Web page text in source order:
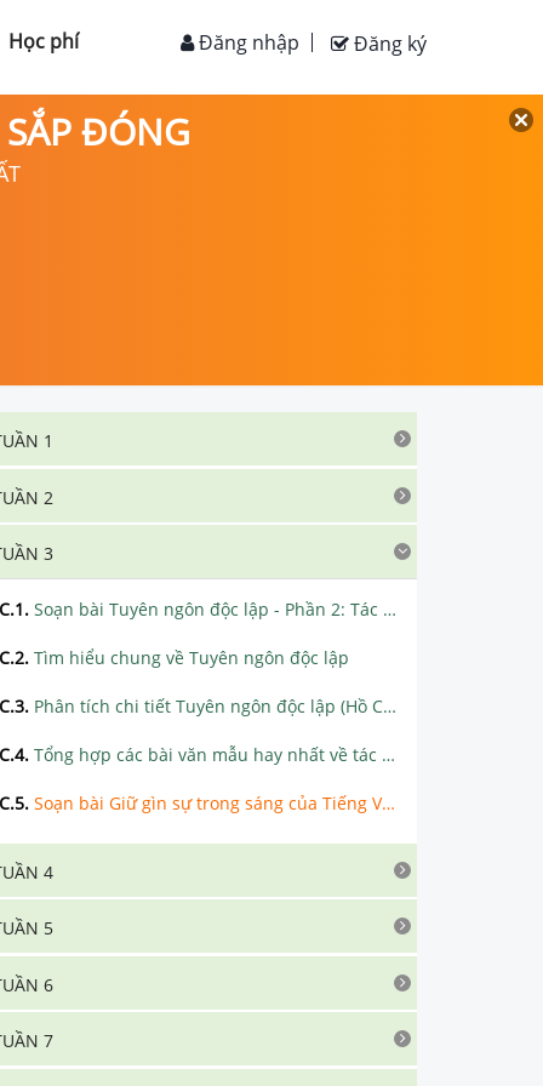
Học phí Đăng ký
Đăng nhập
ĐÓNG
1
2
3
C.1. Soạn bài Tuyên ngôn độc lập - Phần 2: Tác phẩm siêu ngắn
C.2. Tìm hiểu chung về Tuyên ngôn độc lập
C.3. Phân tích chi tiết Tuyên ngôn độc lập (Hồ Chí Minh)
C.4. Tổng hợp các bài văn mẫu hay nhất về tác phẩm Tuyên ngôn độc lập
C.5. Soạn bài Giữ gìn sự trong sáng của Tiếng Việt (tiếp theo) siêu ngắn
4
5
6
7